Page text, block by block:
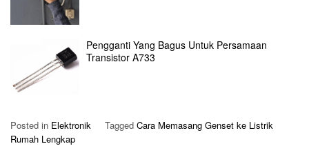
Pengganti Yang Bagus Untuk Persamaan
Transistor A733
Posted in Elektronik Tagged Cara Memasang Genset ke Listrik
Rumah Lengkap